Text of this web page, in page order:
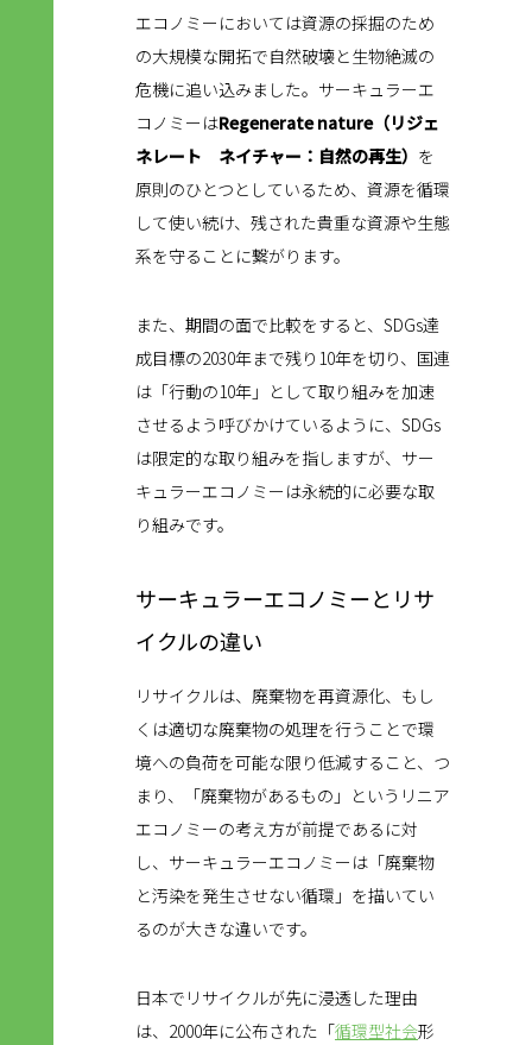
エコノミーにおいては資源の採掘のため
の大規模な開拓で自然破壊と生物絶滅の
危機に追い込みました。サーキュラーエ
コノミーはRegenerate nature（リジェ
ネレート ネイチャー：自然の再生） を
原則のひとつとしているため、資源を循環
して使い続け、残された貴重な資源や生態
系を守ることに繋がります。
また、期間の面で比較をすると、SDGs達
成目標の2030年まで残り10年を切り、国連
は「行動の10年」として取り組みを加速
させるよう呼びかけているように、SDGs
は限定的な取り組みを指しますが、サー
キュラーエコノミーは永続的に必要な取
り組みです。
サーキュラーエコノミーとリサ
イクルの違い
リサイクルは、廃棄物を再資源化、もし
くは適切な廃棄物の処理を行うことで環
境への負荷を可能な限り低減すること、つ
まり、「廃棄物があるもの」というリニア
エコノミーの考え方が前提であるに対
し、サーキュラーエコノミーは「廃棄物
と汚染を発生させない循環」を描いてい
るのが大きな違いです。
日本でリサイクルが先に浸透した理由
は、2000年に公布された「循環型社会形